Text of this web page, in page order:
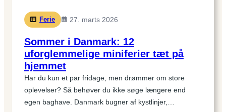
Ferie 27. marts 2026
Sommer i Danmark: 12
uforglemmelige miniferier tæt på
hjemmet
Har du kun et par fridage, men drømmer om store
oplevelser? Så behøver du ikke søge længere end
egen baghave. Danmark bugner af kystlinjer,…